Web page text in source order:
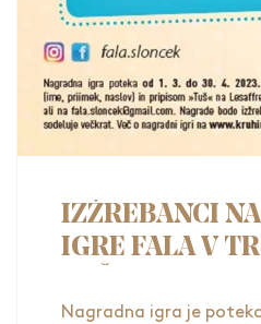
IZŽREBANCI
IGRE FALA V
Nagradna igra je